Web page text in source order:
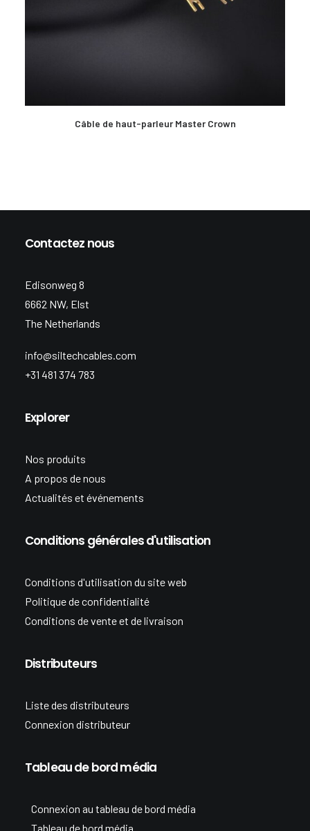
EN SAVOIR PLUS
Câble de haut-parleur Master Crown
Contactez nous
Edisonweg 8
6662 NW, Elst
The Netherlands
info@siltechcables.com
+31 481 374 783
Explorer
Nos produits
A propos de nous
Actualités et événements
Conditions générales d'utilisation
Conditions d'utilisation du site web
Politique de confidentialité
Conditions de vente et de livraison
Distributeurs
Liste des distributeurs
Connexion distributeur
Tableau de bord média
Connexion au tableau de bord média
Tableau de bord média